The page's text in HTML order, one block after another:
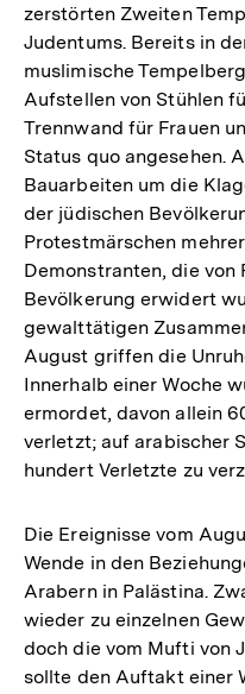
zerstörten Zweiten
Judentums. Bereits in
muslimische
Aufstellen von Stühlen
Trennwand für Frauen
Status quo angesehen.
Bauarbeiten um die
der jüdischen
Protestmärschen
Demonstranten, die
Bevölkerung erwidert
gewalttätigen
August griffen die
Innerhalb einer Woche
ermordet, davon allein
verletzt; auf arabischer
hundert Verletzte zu
Die Ereignisse vom
Wende in den
Arabern in Palästina.
wieder zu einzelnen
doch die vom Mufti von
sollte den Auftakt einer